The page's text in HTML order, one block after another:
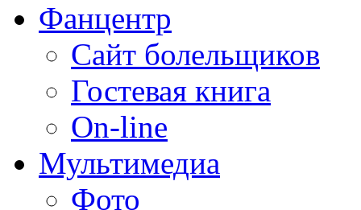
Фанцентр
Сайт болельщиков
Гостевая книга
On-line
Мультимедиа
Фото